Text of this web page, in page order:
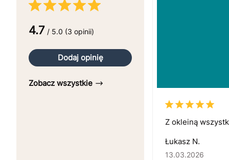
4.7 / 5.0 (3 opinii)
Dodaj opinię
Zobacz wszystkie
Z okleiną
Łukasz N.
13.03.2026